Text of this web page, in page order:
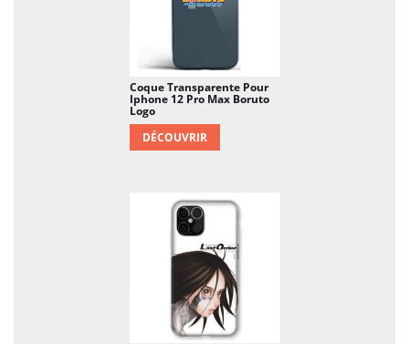
Coque Transparente Pour
Iphone 12 Pro Max Boruto
Logo
DÉCOUVRIR